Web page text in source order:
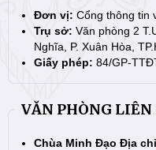
Đơn vị: Cổng thông tin
Trụ sở: Văn phòng 2
Nghĩa, P. Xuân Hòa,
Giấy phép: 84/GP-
VĂN PHÒNG LIÊN
Chùa Minh Đạo Địa